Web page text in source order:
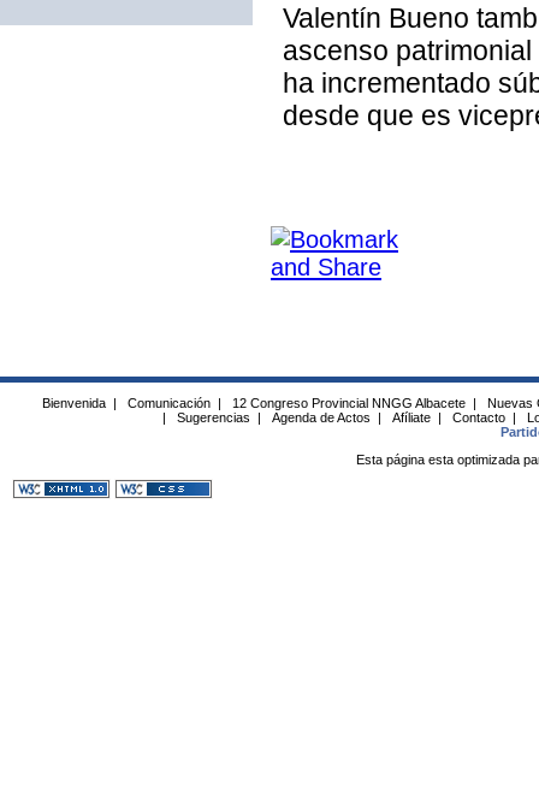
Valentín Bueno
ascenso
ha incrementado
desde que es
Bienvenida | Comunicación | 12 Congreso Provincial NNGG Albacete |
Nuevas
|
Sugerencias | Agenda de Actos | Afíliate | Contacto |
Esta página esta optimizada